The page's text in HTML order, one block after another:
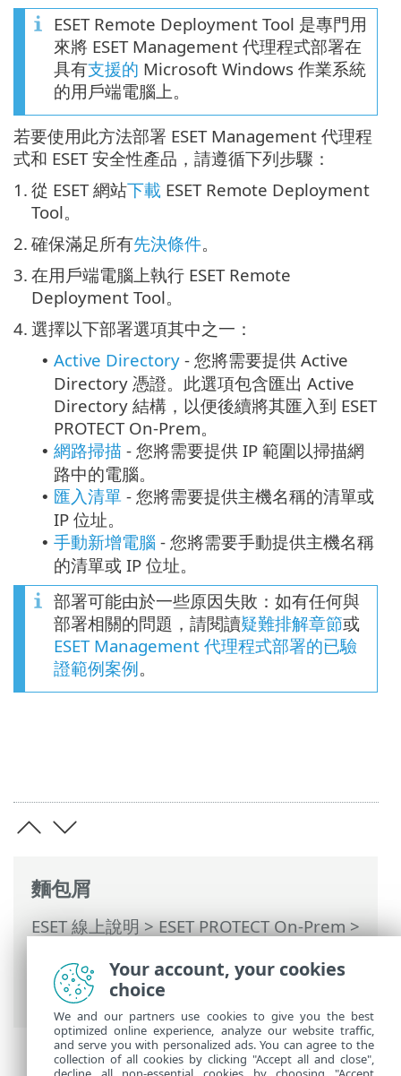
麵包屑
ESET 線上說明>ESET PROTECT On-Prem>
>遠端部署> ESET Remote Deployment
Tool
ESET Remote Deployment Tool 是專門用
來將 ESET Management 代理程式部署在
具有支援的 Microsoft Windows 作業系統
的用戶端電腦上。
若要使用此方法部署 ESET Management 代理程
式和 ESET 安全性產品，請遵循下列步驟：
1. 從 ESET 網站下載 ESET Remote Deployment
Tool。
2. 確保滿足所有先決條件。
3. 在用戶端電腦上執行 ESET Remote
Deployment Tool。
4. 選擇以下部署選項其中之一：
• Active Directory - 您將需要提供 Active
Directory 憑證。此選項包含匯出 Active
Directory 結構，以便後續將其匯入到 ESET
PROTECT On-Prem。
• 網路掃描 - 您將需要提供 IP 範圍以掃描網
路中的電腦。
• 匯入清單 - 您將需要提供主機名稱的清單或
IP 位址。
• 手動新增電腦 - 您將需要手動提供主機名稱
的清單或 IP 位址。
部署可能由於一些原因失敗：如有任何與
部署相關的問題，請閱讀疑難排解章節或
ESET Management 代理程式部署的已驗
證範例案例。
Your account, your cookies
choice
We and our partners use cookies to give you the best
optimized online experience, analyze our website traffic,
and serve you with personalized ads. You can agree to the
collection of all cookies by clicking "Accept all and close",